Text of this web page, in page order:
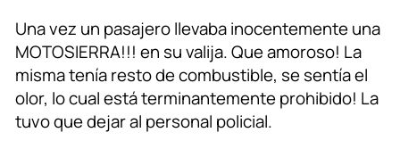
Una vez un pasajero llevaba inocentemente una
MOTOSIERRA!!! en su valija. Que amoroso! La
misma tenía resto de combustible, se sentía el
olor, lo cual está terminantemente prohibido! La
tuvo que dejar al personal policial.